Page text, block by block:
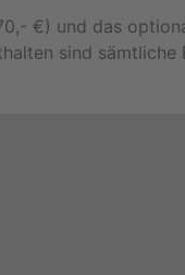
€) und das
sind sämtliche